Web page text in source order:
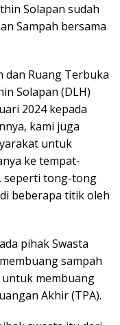
Solapan sudah
Sampah bersama
dan Ruang Terbuka
Solapan (DLH)
2024 kepada
kami juga
untuk
ke tempat-
seperti tong-tong
beberapa titik oleh
pihak Swasta
sampah
membuang
Akhir (TPA).